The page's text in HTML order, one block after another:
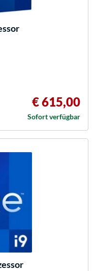
€ 615,00
Sofort verfügbar